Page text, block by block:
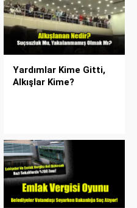
Yardımlar Kime Gitti,
Alkışlar Kime?